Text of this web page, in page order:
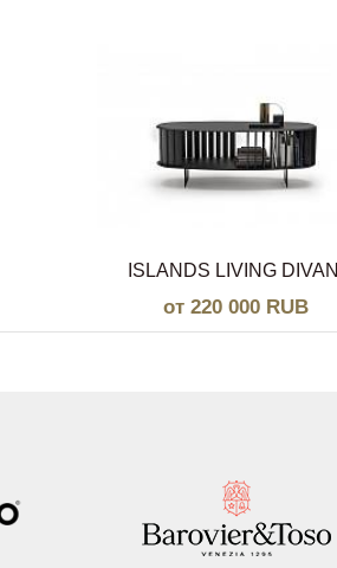
ISLANDS LIVING DIVANI
от 220 000 RUB